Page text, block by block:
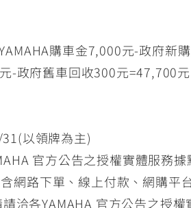
購車金7,000元-政府新
-政府舊車回收300元=47,700元
以領牌為主)
官方公告之授權實體服務
網路下單、線上付款、網購
洽各YAMAHA 官方公告之授權